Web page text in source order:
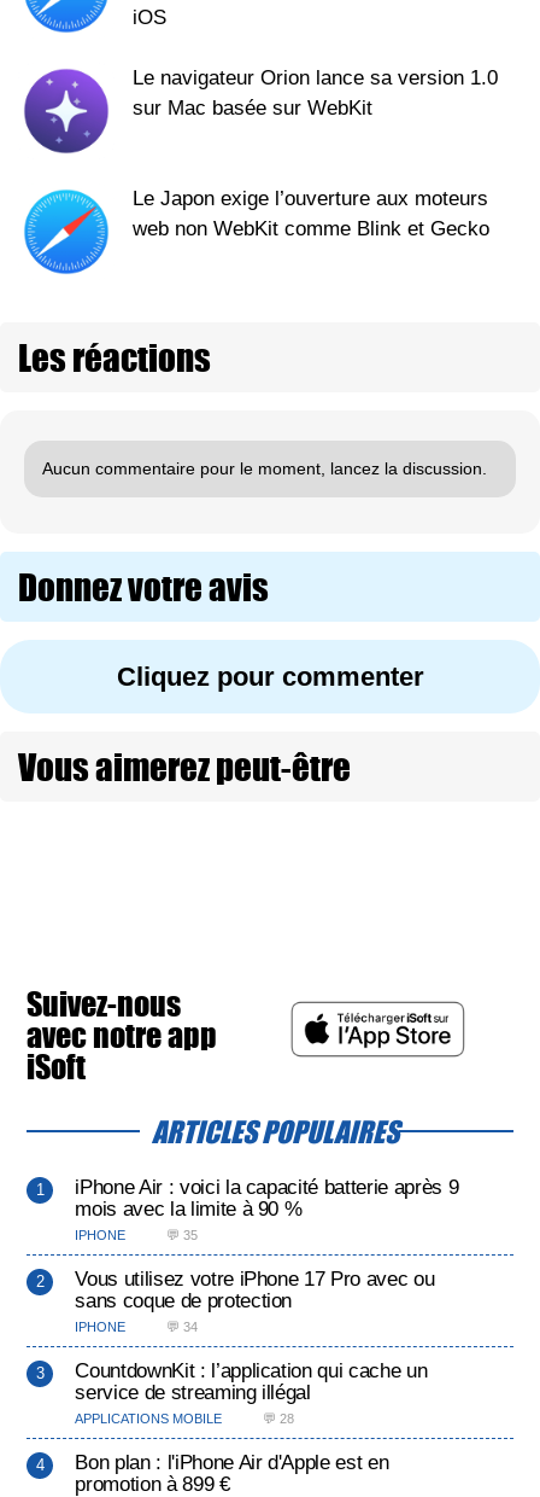
iOS
Le navigateur Orion lance sa version 1.0
sur Mac basée sur WebKit
Le Japon exige l’ouverture aux moteurs
web non WebKit comme Blink et Gecko
Les réactions
Aucun commentaire pour le moment, lancez la discussion.
Donnez votre avis
Cliquez pour commenter
Vous aimerez peut-être
Suivez-nous
avec notre app
iSoft
ARTICLES POPULAIRES
iPhone Air : voici la capacité batterie après 9
mois avec la limite à 90 %
IPHONE 💬 35
Vous utilisez votre iPhone 17 Pro avec ou
sans coque de protection
IPHONE 💬 34
CountdownKit : l’application qui cache un
service de streaming illégal
APPLICATIONS MOBILE 💬 28
Bon plan : l'iPhone Air d'Apple est en
promotion à 899 €